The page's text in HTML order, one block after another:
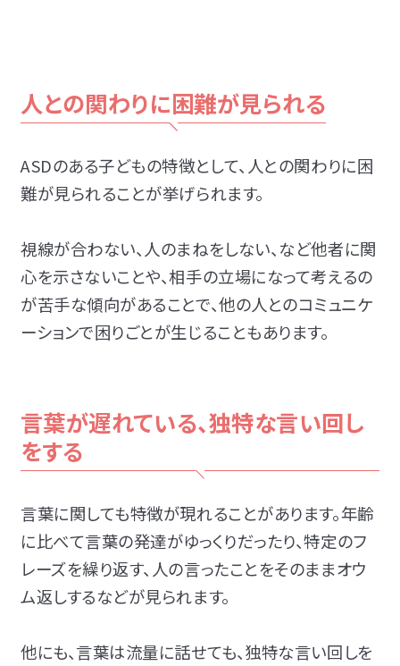
人との関わりに困難が見られる
ASDのある子どもの特徴として、人との関わりに困
難が見られることが挙げられます。
視線が合わない、人のまねをしない、など他者に関
心を示さないことや、相手の立場になって考えるの
が苦手な傾向があることで、他の人とのコミュニケ
ーションで困りごとが生じることもあります。
言葉が遅れている、独特な言い回し
をする
言葉に関しても特徴が現れることがあります。年齢
に比べて言葉の発達がゆっくりだったり、特定のフ
レーズを繰り返す、人の言ったことをそのままオウ
ム返しするなどが見られます。
他にも、言葉は流量に話せても、独特な言い回しを